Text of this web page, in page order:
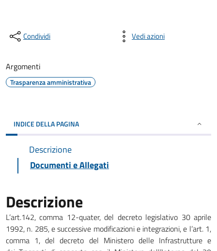
Condividi Vedi azioni
Argomenti
Trasparenza amministrativa
INDICE DELLA PAGINA
Descrizione
Documenti e Allegati
Descrizione
L’art.142, comma 12-quater, del decreto legislativo 30 aprile
1992, n. 285, e successive modificazioni e integrazioni, e l’art. 1,
comma 1, del decreto del Ministero delle Infrastrutture e